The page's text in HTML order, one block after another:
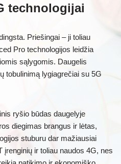
technologijai
Priešingai – ji toliau
Pro technologijos leidžia
sąlygomis. Daugelis
tobulinimą lygiagrečiai su 5G
ryšio būdas daugelyje
diegimas brangus ir lėtas,
stuburu dar mažiausiai
įrenginių ir toliau naudos 4G, nes